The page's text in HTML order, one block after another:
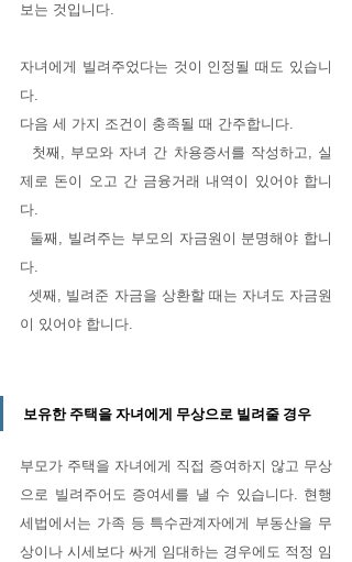
보는 것입니다.
자녀에게 빌려주었다는 것이 인정될 때도 있습니
다.
다음 세 가지 조건이 충족될 때 간주합니다.
제로 돈이 오고 간 금융거래 내역이 있어야 합니
다.
다.
  셋째, 빌려준 자금을 상환할 때는 자녀도 자금원
이 있어야 합니다.
보유한 주택을 자녀에게 무상으로 빌려줄 경우
부모가 주택을 자녀에게 직접 증여하지 않고 무상
으로 빌려주어도 증여세를 낼 수 있습니다. 현행
세법에서는 가족 등 특수관계자에게 부동산을 무
상이나 시세보다 싸게 임대하는 경우에도 적정 임